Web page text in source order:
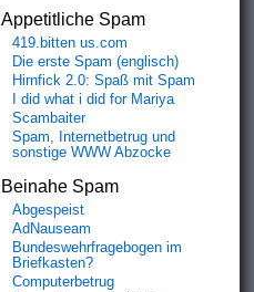
Appetitliche Spam
419.bitten us.com
Die erste Spam (englisch)
Hirnfick 2.0: Spaß mit Spam
I did what i did for Mariya
Scambaiter
Spam, Internetbetrug und
sonstige WWW Abzocke
Beinahe Spam
Abgespeist
AdNauseam
Bundeswehrfragebogen im
Briefkasten?
Computerbetrug